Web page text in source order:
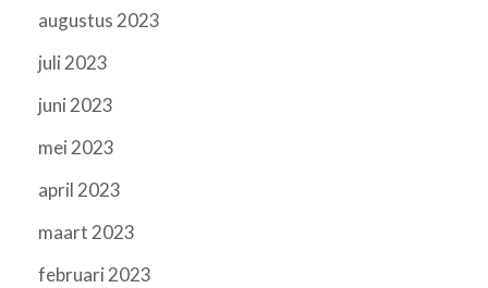
augustus 2023
juli 2023
juni 2023
mei 2023
april 2023
maart 2023
februari 2023